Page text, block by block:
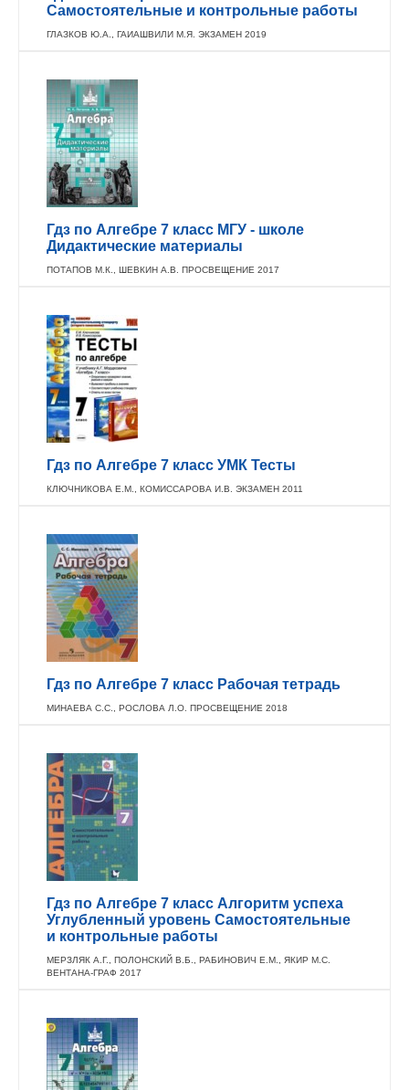
Самостоятельные и контрольные работы
ГЛАЗКОВ Ю.А., ГАИАШВИЛИ М.Я. ЭКЗАМЕН 2019
Гдз по Алгебре 7 класс МГУ - школе
Дидактические материалы
ПОТАПОВ М.К., ШЕВКИН А.В. ПРОСВЕЩЕНИЕ 2017
Гдз по Алгебре 7 класс УМК Тесты
КЛЮЧНИКОВА Е.М., КОМИССАРОВА И.В. ЭКЗАМЕН 2011
Гдз по Алгебре 7 класс Рабочая тетрадь
МИНАЕВА С.С., РОСЛОВА Л.О. ПРОСВЕЩЕНИЕ 2018
Гдз по Алгебре 7 класс Алгоритм успеха
Углубленный уровень Самостоятельные
и контрольные работы
МЕРЗЛЯК А.Г., ПОЛОНСКИЙ В.Б., РАБИНОВИЧ Е.М., ЯКИР М.С.
ВЕНТАНА-ГРАФ 2017